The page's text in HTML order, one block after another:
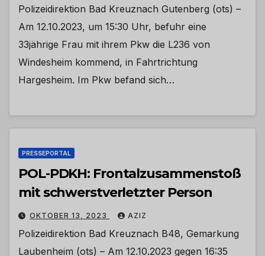
Polizeidirektion Bad Kreuznach Gutenberg (ots) –
Am 12.10.2023, um 15:30 Uhr, befuhr eine
33jährige Frau mit ihrem Pkw die L236 von
Windesheim kommend, in Fahrtrichtung
Hargesheim. Im Pkw befand sich…
PRESSEPORTAL
POL-PDKH: Frontalzusammenstoß
mit schwerstverletzter Person
OKTOBER 13, 2023 AZIZ
Polizeidirektion Bad Kreuznach B48, Gemarkung
Laubenheim (ots) – Am 12.10.2023 gegen 16:35